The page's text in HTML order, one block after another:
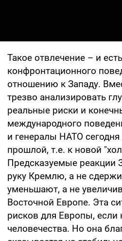
Такое отвлечение – и
конфронтационного
отношению к Западу.
трезво анализировать
реальные риски и
международного
и генералы НАТО сегодня
прошлой, т.е. к новой
Предсказуемые реакции
руку Кремлю, а не
уменьшают, а не
Восточной Европе. Эта
рисков для Европы, если
человечества. Но она